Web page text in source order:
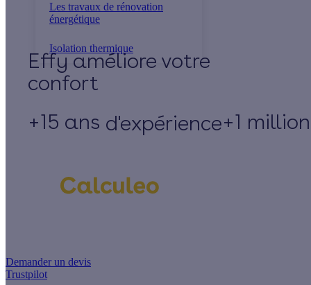
Les travaux de rénovation
énergétique
Isolation thermique
Effy
+15 ans d'expérience+1
Demander un devis
Trustpilot